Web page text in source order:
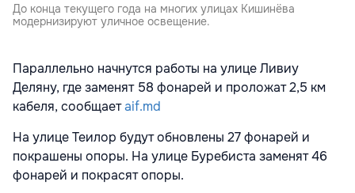
До конца текущего года на многих улицах Кишинёва
модернизируют уличное освещение.
Параллельно начнутся работы на улице Ливиу
Деляну, где заменят 58 фонарей и проложат 2,5 км
кабеля, сообщаетaif.md
На улице Теилор будут обновлены 27 фонарей и
покрашены опоры. На улице Буребиста заменят 46
фонарей и покрасят опоры.